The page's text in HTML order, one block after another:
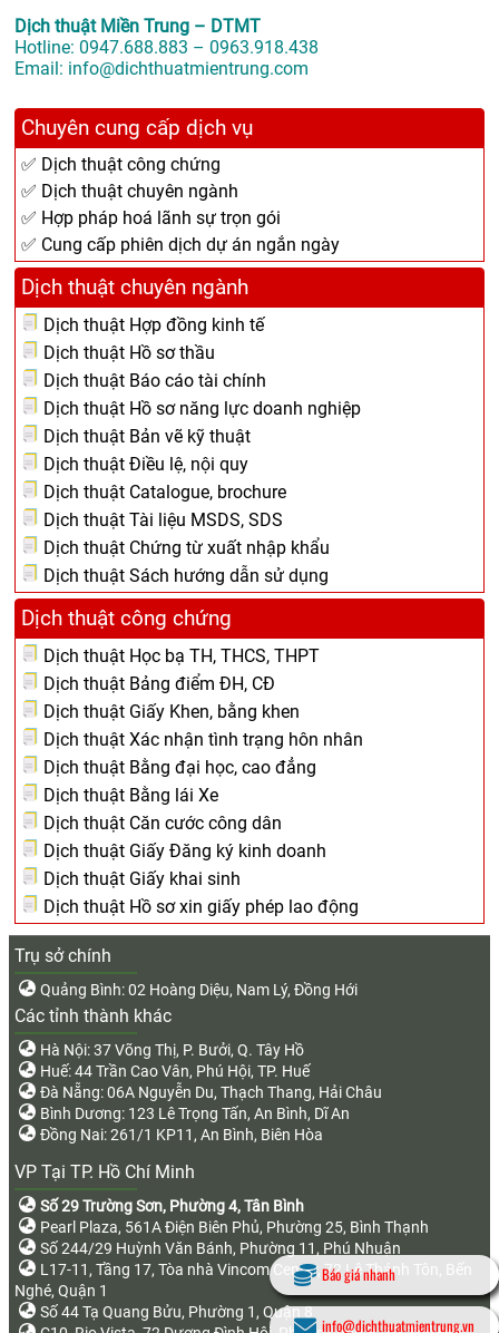
Dịch thuật Miền Trung – DTMT
Hotline: 0947.688.883 – 0963.918.438
Email: info@dichthuatmientrung.com
Chuyên cung cấp dịch vụ
✅ Dịch thuật công chứng
✅ Dịch thuật chuyên ngành
✅ Hợp pháp hoá lãnh sự trọn gói
✅ Cung cấp phiên dịch dự án ngắn ngày
Dịch thuật chuyên ngành
Dịch thuật Hợp đồng kinh tế
Dịch thuật Hồ sơ thầu
Dịch thuật Báo cáo tài chính
Dịch thuật Hồ sơ năng lực doanh nghiệp
Dịch thuật Bản vẽ kỹ thuật
Dịch thuật Điều lệ, nội quy
Dịch thuật Catalogue, brochure
Dịch thuật Tài liệu MSDS, SDS
Dịch thuật Chứng từ xuất nhập khẩu
Dịch thuật Sách hướng dẫn sử dụng
Dịch thuật công chứng
Dịch thuật Học bạ TH, THCS, THPT
Dịch thuật Bảng điểm ĐH, CĐ
Dịch thuật Giấy Khen, bằng khen
Dịch thuật Xác nhận tình trạng hôn nhân
Dịch thuật Bằng đại học, cao đẳng
Dịch thuật Bằng lái Xe
Dịch thuật Căn cước công dân
Dịch thuật Giấy Đăng ký kinh doanh
Dịch thuật Giấy khai sinh
Dịch thuật Hồ sơ xin giấy phép lao động
Trụ sở chính
Quảng Bình: 02 Hoàng Diệu, Nam Lý, Đồng Hới
Các tỉnh thành khác
Hà Nội: 37 Võng Thị, P. Bưởi, Q. Tây Hồ
Huế: 44 Trần Cao Vân, Phú Hội, TP. Huế
Đà Nẵng: 06A Nguyễn Du, Thạch Thang, Hải Châu
Bình Dương: 123 Lê Trọng Tấn, An Bình, Dĩ An
Đồng Nai: 261/1 KP11, An Bình, Biên Hòa
VP Tại TP. Hồ Chí Minh
Số 29 Trường Sơn, Phường 4, Tân Bình
Pearl Plaza, 561A Điện Biên Phủ, Phường 25, Bình Thạnh
Số 244/29 Huỳnh Văn Bánh, Phường 11, Phú Nhuận
L17-11, Tầng 17, Tòa nhà Vincom Center, 72 Lê Thánh Tôn, Bến
Nghé, Quận 1
Số 44 Tạ Quang Bửu, Phường 1, Quận 8
Báo giá nhanh
info@dichthuatmientrung.vn